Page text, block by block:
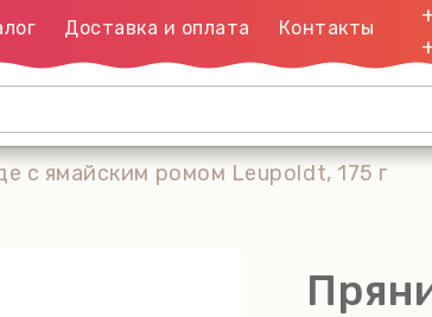
Доставка и оплата Контакты
с ямайским ромом Leupoldt, 175 г